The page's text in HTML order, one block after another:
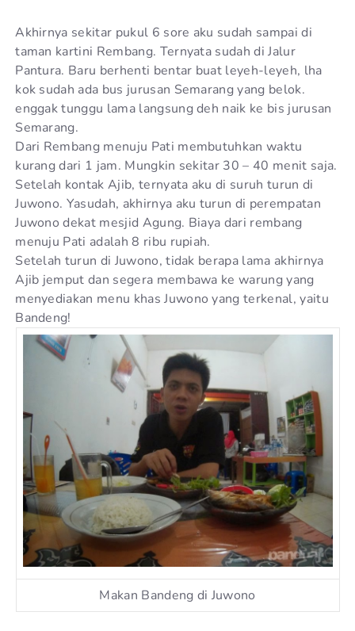
Akhirnya sekitar pukul 6 sore aku sudah sampai di
taman kartini Rembang. Ternyata sudah di Jalur
Pantura. Baru berhenti bentar buat leyeh-leyeh, lha
kok sudah ada bus jurusan Semarang yang belok.
enggak tunggu lama langsung deh naik ke bis jurusan
Semarang.
Dari Rembang menuju Pati membutuhkan waktu
kurang dari 1 jam. Mungkin sekitar 30 – 40 menit saja.
Setelah kontak Ajib, ternyata aku di suruh turun di
Juwono. Yasudah, akhirnya aku turun di perempatan
Juwono dekat mesjid Agung. Biaya dari rembang
menuju Pati adalah 8 ribu rupiah.
Setelah turun di Juwono, tidak berapa lama akhirnya
Ajib jemput dan segera membawa ke warung yang
menyediakan menu khas Juwono yang terkenal, yaitu
Bandeng!
Makan Bandeng di Juwono